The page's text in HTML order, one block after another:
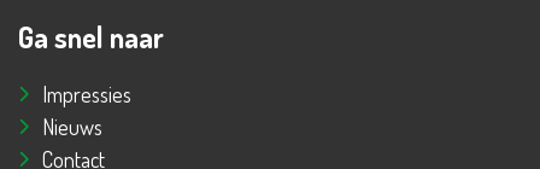
Ga snel naar
Impressies
Nieuws
Contact